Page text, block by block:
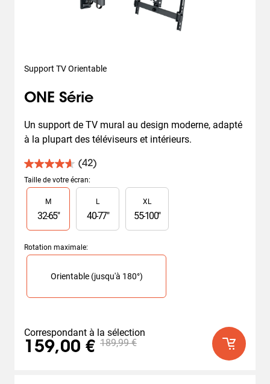
Support TV Orientable
ONE Série
Un support de TV mural au design moderne, adapté
à la plupart des téléviseurs et intérieurs.
(42)
4.6
sur
5
étoiles.
avis
Taille de votre écran:
Slide 1 of 3
M
32-65"
L
40-77"
XL
55-100"
Rotation maximale:
Slide 1 of 1
Orientable (jusqu'à 180°)
Correspondant à la sélection
159,00 € 189,99 €